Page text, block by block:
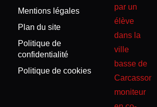
Mentions légales
Plan du site
Politique de
confidentialité
Politique de cookies